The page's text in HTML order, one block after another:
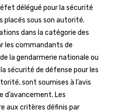
délégué pour la sécurité
placés sous son autorité.
dans la catégorie des
les commandants de
la gendarmerie nationale ou
sécurité de défense pour les
sont soumises à l’avis
d’avancement. Les
aux critères définis par